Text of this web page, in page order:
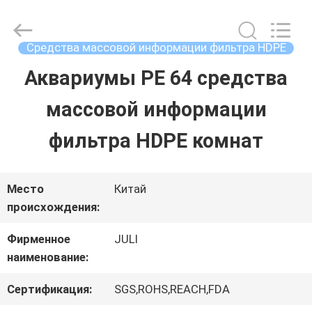
ДОМОЙ
ПРОДУКТЫ
О
НАС
ЭКСКУРСИЯ
ПО
LuoX
Plastic
CO.,LTD.
Reserved.
Средства массовой информации фильтра HDPE
Аквариумы PE 64 средства
массовой информации
фильтра HDPE комнат
Место
происхождения:
Китай
Фирменное
наименование:
JULI
Сертификация: SGS,ROHS,REACH,FDA